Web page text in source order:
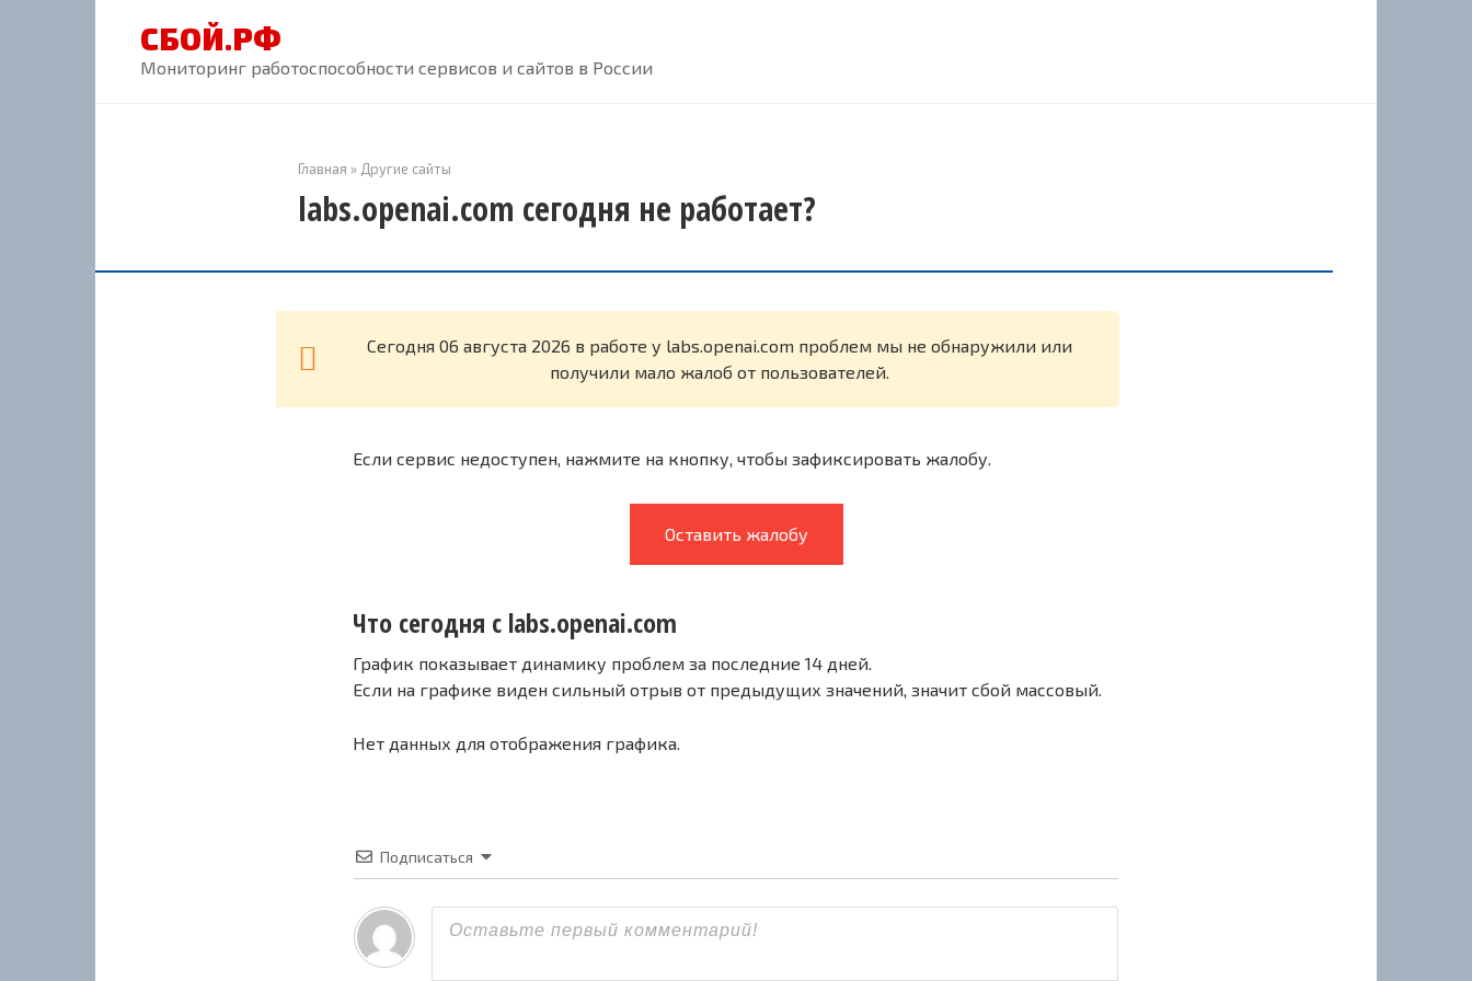
СБОЙ.РФ
Мониторинг работоспособности сервисов и сайтов в России
Главная » Другие сайты
labs.openai.com сегодня не работает?
Cегодня 06 августа 2026 в работе у labs.openai.com проблем мы не обнаружили или
получили мало жалоб от пользователей.
Если сервис недоступен, нажмите на кнопку, чтобы зафиксировать жалобу.
Оставить жалобу
Что сегодня с labs.openai.com
График показывает динамику проблем за последние 14 дней.
Если на графике виден сильный отрыв от предыдущих значений, значит сбой массовый.
Нет данных для отображения графика.
Подписаться